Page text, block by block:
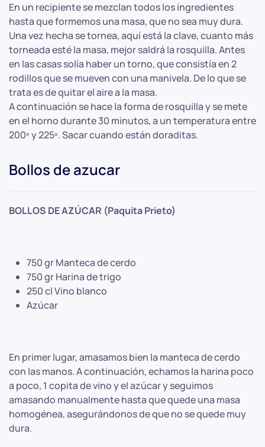
En un recipiente se mezclan todos los ingredientes
hasta que formemos una masa, que no sea muy dura.
Una vez hecha se tornea, aquí está la clave, cuanto más
torneada esté la masa, mejor saldrá la rosquilla. Antes
en las casas solía haber un torno, que consistía en 2
rodillos que se mueven con una manivela. De lo que se
trata es de quitar el aire a la masa.
A continuación se hace la forma de rosquilla y se mete
en el horno durante 30 minutos, a un temperatura entre
200º y 225º. Sacar cuando están doraditas.
Bollos de azucar
BOLLOS DE AZÚCAR (Paquita Prieto)
750 gr Manteca de cerdo
750 gr Harina de trigo
250 cl Vino blanco
Azúcar
En primer lugar, amasamos bien la manteca de cerdo
con las manos. A continuación, echamos la harina poco
a poco, 1 copita de vino y el azúcar y seguimos
amasando manualmente hasta que quede una masa
homogénea, asegurándonos de que no se quede muy
dura.